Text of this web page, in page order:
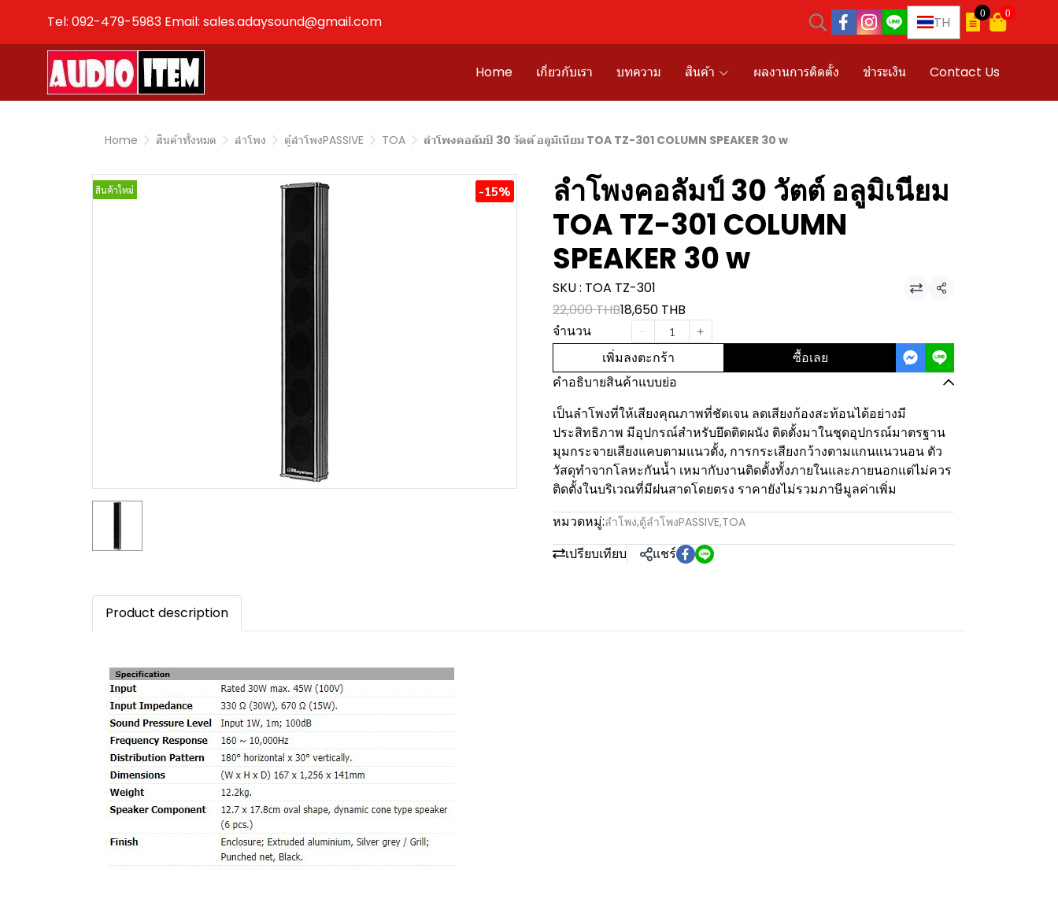
Tel: 092-479-5983 Email: sales.adaysound@gmail.com TH
0 0
Home เกี่ยวกับเรา บทความ สินค้า ผลงานการติดตั้ง ชำระเงิน Contact Us
Home สินค้าทั้งหมด ลำโพง ตู้ลำโพงPASSIVE TOA ลำโพงคอลัมป์ 30 วัตต์ อลูมิเนียม TOA TZ-301 COLUMN SPEAKER 30 w
สินค้าใหม่ -15%
ลำโพงคอลัมป์ 30 วัตต์ อลูมิเนียม
TOA TZ-301 COLUMN
SPEAKER 30 w
SKU : TOA TZ-301 แชร์
22,000 THB18,650 THB
จำนวน
เพิ่มลงตะกร้า ซื้อเลย
คำอธิบายสินค้าแบบย่อ
เป็นลำโพงที่ให้เสียงคุณภาพที่ชัดเจน ลดเสียงก้องสะท้อนได้อย่างมี
ประสิทธิภาพ มีอุปกรณ์สำหรับยึดติดผนัง ติดตั้งมาในชุดอุปกรณ์มาตรฐาน
มุมกระจายเสียงแคบตามแนวตั้ง, การกระเสียงกว้างตามแกนแนวนอน ตัว
วัสดุทำจากโลหะกันน้ำ เหมากับงานติดตั้งทั้งภายในและภายนอกแต่ไม่ควร
ติดตั้งในบริเวณที่มีฝนสาดโดยตรง ราคายังไม่รวมภาษีมูลค่าเพิ่ม
หมวดหมู่:ลำโพง,ตู้ลำโพงPASSIVE,TOA
เปรียบเทียบ แชร์
Product description